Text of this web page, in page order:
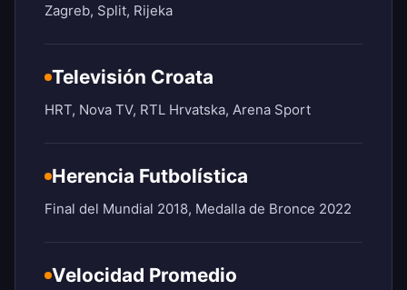
Zagreb, Split, Rijeka
Televisión Croata
HRT, Nova TV, RTL Hrvatska, Arena Sport
Herencia Futbolística
Final del Mundial 2018, Medalla de Bronce 2022
Velocidad Promedio